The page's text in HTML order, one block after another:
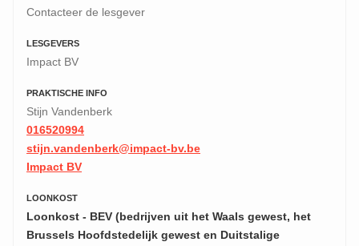
Contacteer de lesgever
LESGEVERS
Impact BV
PRAKTISCHE INFO
Stijn Vandenberk
016520994
stijn.vandenberk@impact-bv.be
Impact BV
LOONKOST
Loonkost - BEV (bedrijven uit het Waals gewest, het
Brussels Hoofdstedelijk gewest en Duitstalige